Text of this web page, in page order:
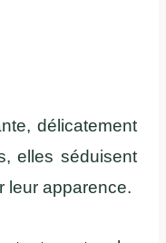
délicatement
elles séduisent
leur apparence.